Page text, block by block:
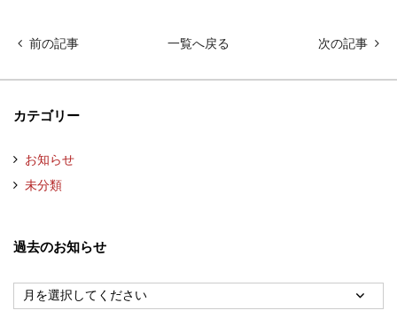
前の記事 一覧へ戻る 次の記事
カテゴリー
お知らせ
未分類
過去のお知らせ